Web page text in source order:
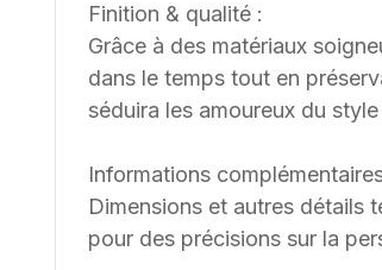
Finition & qualité :
Grâce à des matériaux
dans le temps tout en
séduira les amoureux du
Informations
Dimensions et autres détails
pour des précisions sur la